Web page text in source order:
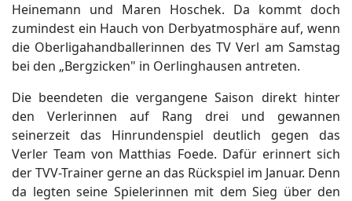
Heinemann und Maren Hoschek. Da kommt doch
zumindest ein Hauch von Derbyatmosphäre auf, wenn
die Oberligahandballerinnen des TV Verl am Samstag
bei den „Bergzicken" in Oerlinghausen antreten.
Die beendeten die vergangene Saison direkt hinter
den Verlerinnen auf Rang drei und gewannen
seinerzeit das Hinrundenspiel deutlich gegen das
Verler Team von Matthias Foede. Dafür erinnert sich
der TVV-Trainer gerne an das Rückspiel im Januar. Denn
da legten seine Spielerinnen mit dem Sieg über den